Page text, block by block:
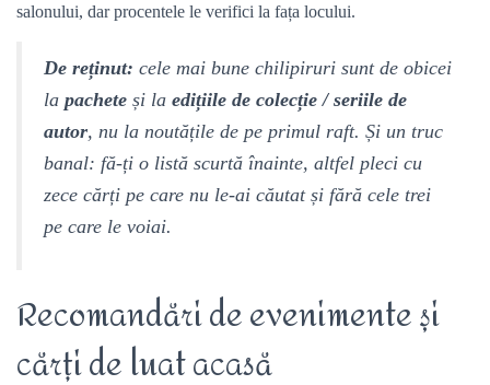
salonului, dar procentele le verifici la fața locului.
De reținut: cele mai bune chilipiruri sunt de obicei
la pachete și la edițiile de colecție / seriile de
autor, nu la noutățile de pe primul raft. Și un truc
banal: fă-ți o listă scurtă înainte, altfel pleci cu
zece cărți pe care nu le-ai căutat și fără cele trei
pe care le voiai.
Recomandări de evenimente și
cărți de luat acasă